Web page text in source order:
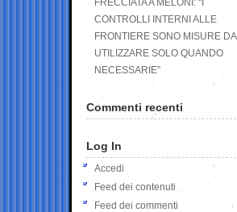
FRECCIATA A MELONI: “I
CONTROLLI INTERNI ALLE
FRONTIERE SONO MISURE DA
UTILIZZARE SOLO QUANDO
NECESSARIE”
Commenti recenti
Log In
Accedi
Feed dei contenuti
Feed dei commenti